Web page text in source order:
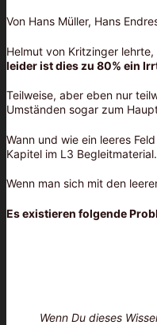
Von Hans Müller, Hans
Helmut von Kritzinger
leider ist dies zu 80% ein
Teilweise, aber eben nur
Umständen sogar zum
Wann und wie ein leeres
Kapitel im L3 Begleitmaterial.
Wenn man sich mit den
Es existieren folgende
Wenn Du dieses